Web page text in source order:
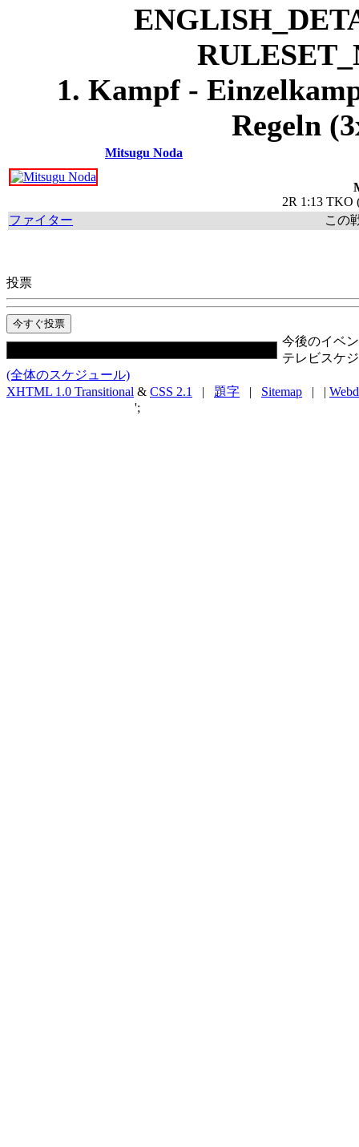
1. Kampf -
Regeln
Mitsugu Noda
2R 1:13 TKO
ファイター
この
投票
今後のイベ
テレビスケ
(全体のスケジュール)
XHTML 1.0 Transitional & CSS 2.1 | 題字 | Sitemap | |
';